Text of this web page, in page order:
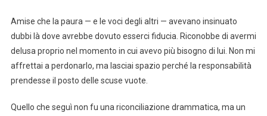
Amise che la paura — e le voci degli altri — avevano insinuato
dubbi là dove avrebbe dovuto esserci fiducia. Riconobbe di avermi
delusa proprio nel momento in cui avevo più bisogno di lui. Non mi
affrettai a perdonarlo, ma lasciai spazio perché la responsabilità
prendesse il posto delle scuse vuote.
Quello che seguì non fu una riconciliazione drammatica, ma un